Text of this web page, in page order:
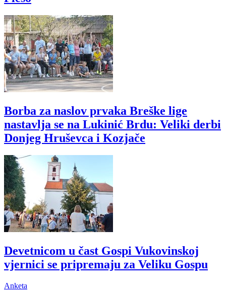
Borba za naslov prvaka Breške lige
nastavlja se na Lukinić Brdu: Veliki derbi
Donjeg Hruševca i Kozjače
Devetnicom u čast Gospi Vukovinskoj
vjernici se pripremaju za Veliku Gospu
Anketa